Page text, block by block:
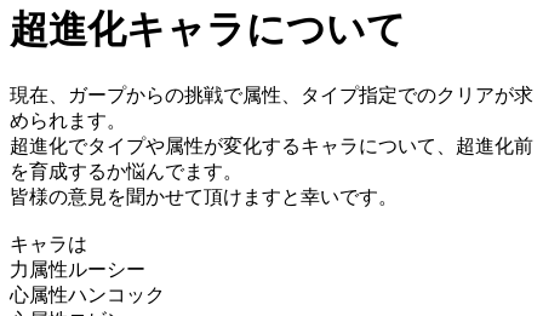
超進化キャラについて
現在、ガープからの挑戦で属性、タイプ指定でのクリアが求
められます。
超進化でタイプや属性が変化するキャラについて、超進化前
を育成するか悩んでます。
皆様の意見を聞かせて頂けますと幸いです。
キャラは
力属性ルーシー
心属性ハンコック